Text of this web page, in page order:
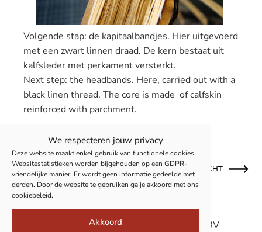
We respecteren jouw privacy
Deze website maakt enkel gebruik van functionele cookies.
Websitestatistieken worden bijgehouden op een GDPR-
vriendelijke manier. Er wordt geen informatie gedeelde met
derden. Door de website te gebruiken ga je akkoord met ons
cookiebeleid.
Akkoord
Volgende stap: de kapitaalbandjes. Hier uitgevoerd
met een zwart linnen draad. De kern bestaat uit
kalfsleder met perkament versterkt.
Next step: the headbands. Here, carried out with a
black linen thread. The core is made ofcalfskin
reinforced with parchment.
OUDER BERICHT NIEUWER BERICHT
© 2011-2026 Boekbinderij Van Camp BV